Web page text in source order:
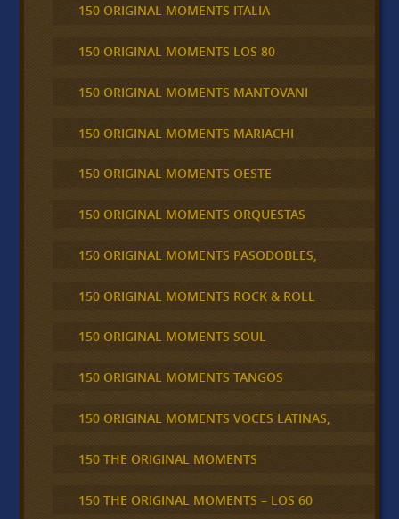
150 ORIGINAL MOMENTS ITALIA
150 ORIGINAL MOMENTS LOS 80
150 ORIGINAL MOMENTS MANTOVANI
150 ORIGINAL MOMENTS MARIACHI
150 ORIGINAL MOMENTS OESTE
150 ORIGINAL MOMENTS ORQUESTAS
150 ORIGINAL MOMENTS PASODOBLES,
150 ORIGINAL MOMENTS ROCK & ROLL
150 ORIGINAL MOMENTS SOUL
150 ORIGINAL MOMENTS TANGOS
150 ORIGINAL MOMENTS VOCES LATINAS,
150 THE ORIGINAL MOMENTS
150 THE ORIGINAL MOMENTS – LOS 60